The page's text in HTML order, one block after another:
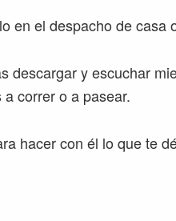
en el despacho de casa
descargar y escuchar
correr o a pasear.
hacer con él lo que te